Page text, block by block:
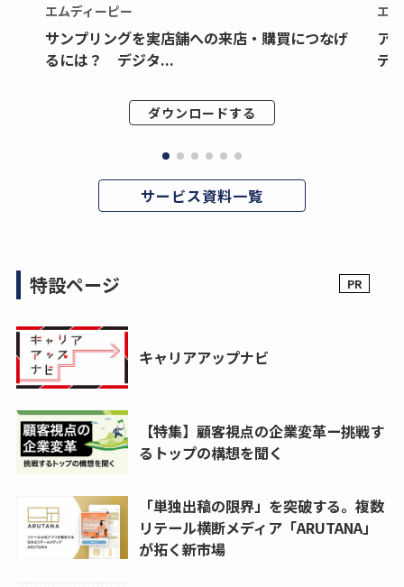
エムディーピー
サンプリングを実店舗への来店・購買につなげ
るには？ デジタ...
ダウンロードする
エ
ア
デ
サービス資料一覧
特設ページ
キャリアアップナビ
【特集】顧客視点の企業変革ー挑戦す
るトップの構想を聞く
「単独出稿の限界」を突破する。複数
リテール横断メディア「ARUTANA」
が拓く新市場